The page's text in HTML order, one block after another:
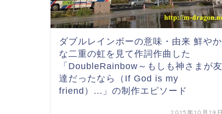
ダブルレインボーの意味・由来 鮮やか
な二重の虹を見て作詞作曲した
「DoubleRainbow～もしも神さまが友
達だったなら（If God is my
friend）...」の制作エピソード
2015年10月19